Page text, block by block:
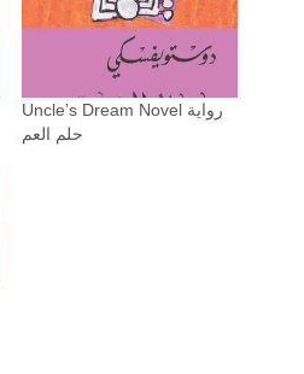
Uncle’s Dream Novel رواية
حلم العم